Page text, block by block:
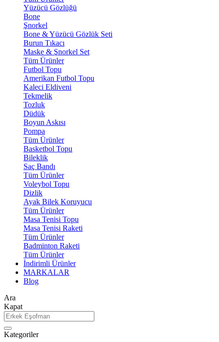
Yüzücü Gözlüğü
Bone
Şnorkel
Bone & Yüzücü Gözlük Seti
Burun Tıkacı
Maske & Şnorkel Set
Tüm Ürünler
Futbol Topu
Amerikan Futbol Topu
Kaleci Eldiveni
Tekmelik
Tozluk
Düdük
Boyun Askısı
Pompa
Tüm Ürünler
Basketbol Topu
Bileklik
Saç Bandı
Tüm Ürünler
Voleybol Topu
Dizlik
Ayak Bilek Koruyucu
Tüm Ürünler
Masa Tenisi Topu
Masa Tenisi Raketi
Tüm Ürünler
Badminton Raketi
Tüm Ürünler
İndirimli Ürünler
MARKALAR
Blog
Ara
Kapat
Kategoriler